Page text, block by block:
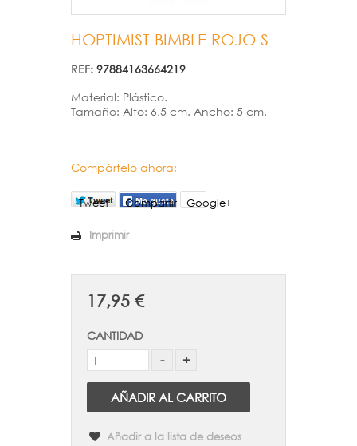
HOPTIMIST BIMBLE ROJO S
REF: 97884163664219
Material: Plástico.
Tamaño: Alto: 6,5 cm. Ancho: 5 cm.
Compártelo ahora:
Tweet Compartir Google+
Imprimir
17,95 €
CANTIDAD
AÑADIR AL CARRITO
Añadir a la lista de deseos